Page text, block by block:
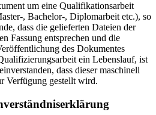
um eine Qualifikationsarbeit
, Bachelor-, Diplomarbeit etc.), so
dass die gelieferten Dateien der
Fassung entsprechen und die
des Dokumentes
ein Lebenslauf, ist
dass dieser maschinell
Verfügung gestellt wird.